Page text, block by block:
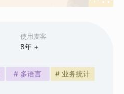
使用麦客
8年 +
# 多语言
# 业务统计